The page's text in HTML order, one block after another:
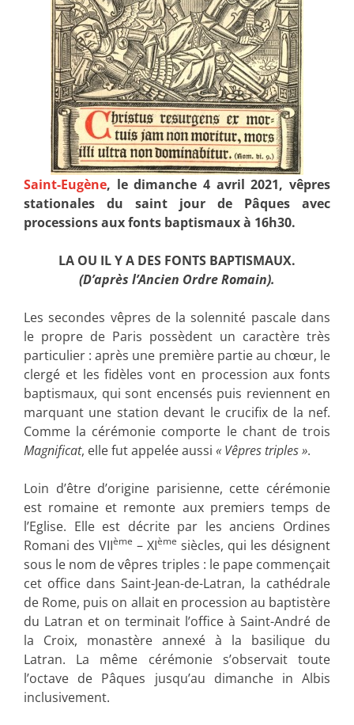
Saint-Eugène, le dimanche 4 avril 2021, vêpres
stationales du saint jour de Pâques avec
processions aux fonts baptismaux à 16h30.
LA OU IL Y A DES FONTS BAPTISMAUX.
(D’après l’Ancien Ordre Romain).
Les secondes vêpres de la solennité pascale dans
le propre de Paris possèdent un caractère très
particulier : après une première partie au chœur, le
clergé et les fidèles vont en procession aux fonts
baptismaux, qui sont encensés puis reviennent en
marquant une station devant le crucifix de la nef.
Comme la cérémonie comporte le chant de trois
Magnificat, elle fut appelée aussi « Vêpres triples ».
Loin d’être d’origine parisienne, cette cérémonie
est romaine et remonte aux premiers temps de
l’Eglise. Elle est décrite par les anciens Ordines
Romani des VIIème – XIème siècles, qui les désignent
sous le nom de vêpres triples : le pape commençait
cet office dans Saint-Jean-de-Latran, la cathédrale
de Rome, puis on allait en procession au baptistère
du Latran et on terminait l’office à Saint-André de
la Croix, monastère annexé à la basilique du
Latran. La même cérémonie s’observait toute
l’octave de Pâques jusqu’au dimanche in Albis
inclusivement.